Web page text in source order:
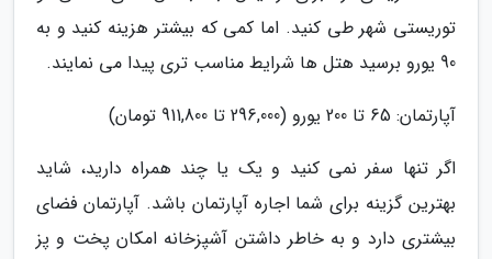
توریستی شهر طی کنید. اما کمی که بیشتر هزینه کنید و به
90 یورو برسید هتل ها شرایط مناسب تری پیدا می نمایند.
آپارتمان: 65 تا 200 یورو (296,000 تا 911,800 تومان)
اگر تنها سفر نمی کنید و یک یا چند همراه دارید، شاید
بهترین گزینه برای شما اجاره آپارتمان باشد. آپارتمان فضای
بیشتری دارد و به خاطر داشتن آشپزخانه امکان پخت و پز